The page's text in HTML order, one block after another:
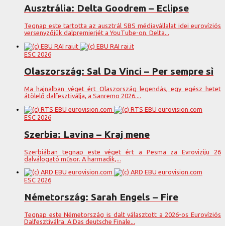
Ausztrália: Delta Goodrem – Eclipse
Tegnap este tartotta az ausztrál SBS médiavállalat idei eurovíziós
versenyzőjük dalpremierjét a YouTube-on. Delta...
ESC 2026
Olaszország: Sal Da Vinci – Per sempre sì
Ma hajnalban véget ért Olaszország legendás, egy egész hetet
átölelő dalfesztiválja, a Sanremo 2026....
ESC 2026
Szerbia: Lavina – Kraj mene
Szerbiában tegnap este véget ért a Pesma za Evroviziju 26
dalválogató műsor. A harmadik,...
ESC 2026
Németország: Sarah Engels – Fire
Tegnap este Németország is dalt választott a 2026-os Eurovíziós
Dalfesztiválra. A Das deutsche Finale...